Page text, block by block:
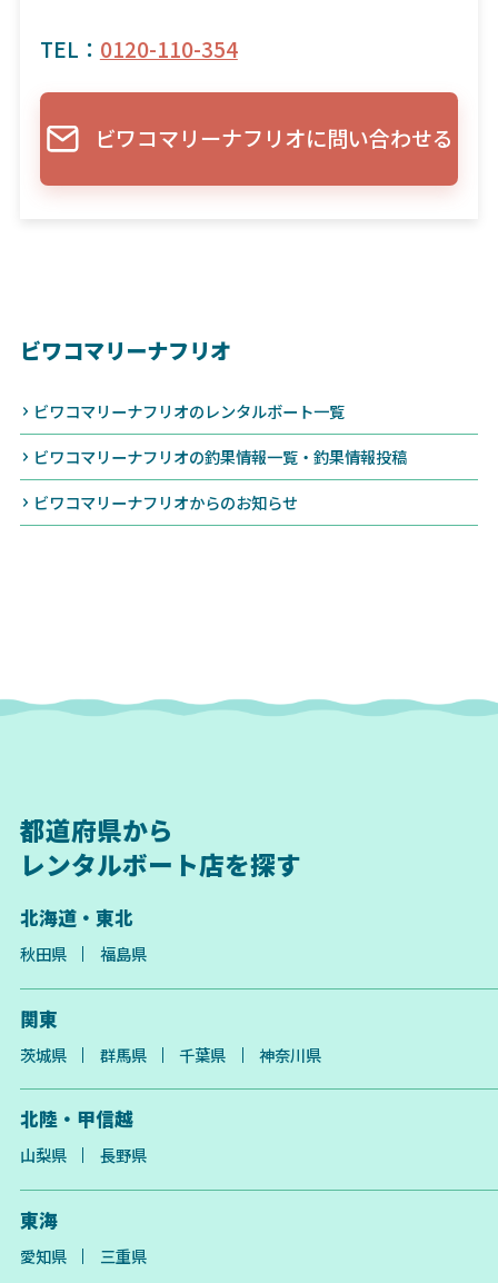
TEL： 0120-110-354
ビワコマリーナフリオに問い合わせる
ビワコマリーナフリオ
ビワコマリーナフリオのレンタルボート一覧
ビワコマリーナフリオの釣果情報一覧・釣果情報投稿
ビワコマリーナフリオからのお知らせ
都道府県から
レンタルボート店を探す
北海道・東北
秋田県 福島県
関東
茨城県 群馬県 千葉県 神奈川県
北陸・甲信越
山梨県 長野県
東海
愛知県 三重県